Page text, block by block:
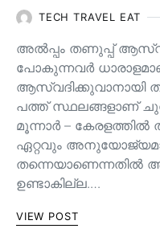
TECH TRAVEL EAT
അൽപ്പം തണുപ്പ്
പോകുന്നവർ
ആസ്വദിക്കുവാനായി
പത്ത് സ്ഥലങ്ങളാണ്
മൂന്നാർ –
ഏറ്റവും
തന്നെയാണെന്നതിൽ
ഉണ്ടാകില്ല.…
VIEW POST